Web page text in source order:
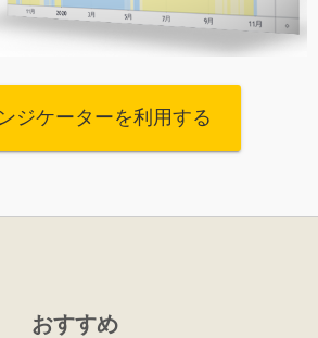
ジケーターを利用する
おすすめ